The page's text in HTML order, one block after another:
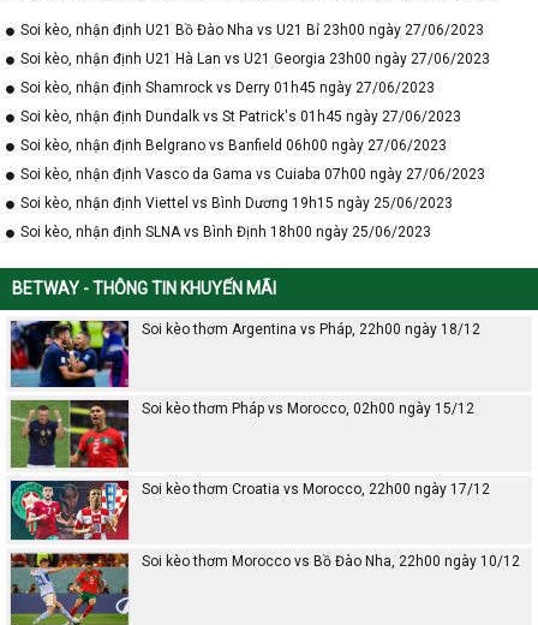
Soi kèo, nhận định U21 Bồ Đào Nha vs U21 Bỉ 23h00 ngày 27/06/2023
Soi kèo, nhận định U21 Hà Lan vs U21 Georgia 23h00 ngày 27/06/2023
Soi kèo, nhận định Shamrock vs Derry 01h45 ngày 27/06/2023
Soi kèo, nhận định Dundalk vs St Patrick's 01h45 ngày 27/06/2023
Soi kèo, nhận định Belgrano vs Banfield 06h00 ngày 27/06/2023
Soi kèo, nhận định Vasco da Gama vs Cuiaba 07h00 ngày 27/06/2023
Soi kèo, nhận định Viettel vs Bình Dương 19h15 ngày 25/06/2023
Soi kèo, nhận định SLNA vs Bình Định 18h00 ngày 25/06/2023
BETWAY - THÔNG TIN KHUYẾN MÃI
Soi kèo thơm Argentina vs Pháp, 22h00 ngày 18/12
Soi kèo thơm Pháp vs Morocco, 02h00 ngày 15/12
Soi kèo thơm Croatia vs Morocco, 22h00 ngày 17/12
Soi kèo thơm Morocco vs Bồ Đào Nha, 22h00 ngày 10/12